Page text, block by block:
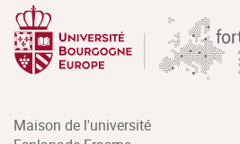
Maison de l'université